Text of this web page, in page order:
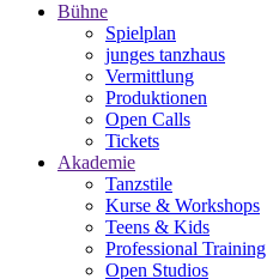
Bühne
Spielplan
junges tanzhaus
Vermittlung
Produktionen
Open Calls
Tickets
Akademie
Tanzstile
Kurse & Workshops
Teens & Kids
Professional Training
Open Studios